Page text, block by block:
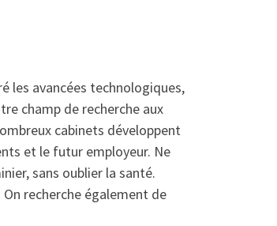
les avancées technologiques,
champ de recherche aux
cabinets développent
et le futur employeur. Ne
sans oublier la santé.
recherche également de